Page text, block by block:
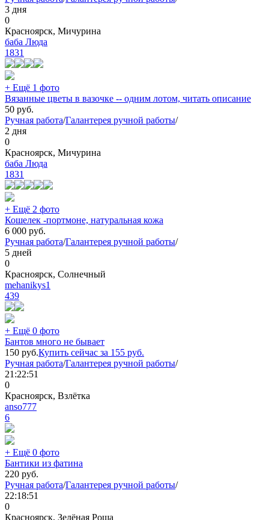
3 дня
0
Красноярск, Мичурина
баба Люда
1831
+ Ещё 1 фото
Вязанные цветы в вазочке -- одним лотом, читать описание
50 руб.
Ручная работа/Галантерея ручной работы/
2 дня
0
Красноярск, Мичурина
баба Люда
1831
+ Ещё 2 фото
Кошелек -портмоне, натуральная кожа
6 000 руб.
Ручная работа/Галантерея ручной работы/
5 дней
0
Красноярск, Солнечный
mehanikys1
439
+ Ещё 0 фото
Бантов много не бывает
150 руб.Купить сейчас за 155 руб.
Ручная работа/Галантерея ручной работы/
21:22:51
0
Красноярск, Взлётка
anso777
6
+ Ещё 0 фото
Бантики из фатина
220 руб.
Ручная работа/Галантерея ручной работы/
22:18:51
0
Красноярск, Зелёная Роща